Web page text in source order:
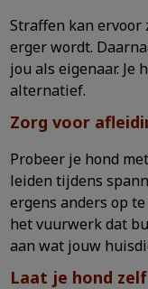
Straffen kan ervoor
erger wordt.
jou als eigenaar.
alternatief.
Zorg voor
Probeer je hond
leiden tijdens
ergens anders op
het vuurwerk dat
aan wat jouw
Laat je hond